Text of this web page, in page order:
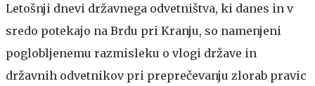
Letošnji dnevi državnega odvetništva, ki danes in v
sredo potekajo na Brdu pri Kranju, so namenjeni
poglobljenemu razmisleku o vlogi države in
državnih odvetnikov pri preprečevanju zlorab pravic